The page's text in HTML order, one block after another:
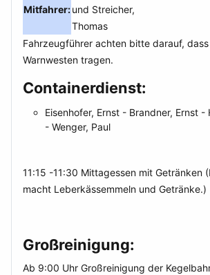
Mitfahrer:und Streicher,
Thomas
Fahrzeugführer achten bitte darauf, dass
Warnwesten tragen.
Containerdienst:
Eisenhofer, Ernst - Brandner, Ernst
- Wenger, Paul
11:15 -11:30 Mittagessen mit Getränken (
macht Leberkässemmeln und Getränke.)
Großreinigung:
Ab 9:00 Uhr Großreinigung der